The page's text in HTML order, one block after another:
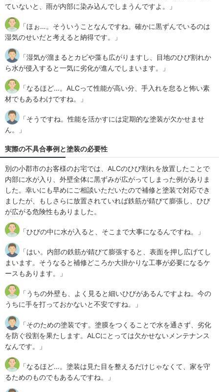
ていないと、雨が内部に染み込んでしまうんですよ。」
「ほぉ…。そういうことなんですね。確かに黒ずんでいるのは
湿気のせいだと考えると納得です。」
「湿気が溜まるとカビや藻も広がりますし、目地のひび割れか
ら水が侵入すると一気に劣化が進んでしまいます。」
「なるほど…。ALCって性能が高い分、手入れを怠ると怖い素
材でもあるわけですね。」
「そうですね。性能を活かすには定期的な塗装が欠かせませ
ん。」
実際の不具合事例と塗装の必要性
別の小郡市のお客様のお宅では、ALCのひび割れを放置したことで
内部に水が入り、外壁全体に黒ずみが広がってしまった例がありま
した。幸いにも早めにご相談いただいたので補修と塗装で対応でき
ましたが、もしさらに放置されていれば鉄筋が錆びて膨張し、ひび
が広がる危険性もありました。
「ひびの中に水が入ると、そこまで大事になるんですね。」
「はい。内部の鉄筋が錆びて膨張すると、表面を押し広げてし
まいます。そうなると補修どころか大掛かりな工事が必要になるケ
ースもあります。」
「うちの外壁も、よく見ると細いひびがあるんですよね。今の
うちに手を打っておかないと不安ですね。」
「そのための塗装です。塗膜をつくることで水を通さず、劣化
を防ぐ役割を果たします。ALCにとっては欠かせないメンテナンス
なんです。」
「なるほど…。塗装は見た目を整えるだけじゃなくて、家を守
るためのものでもあるんですね。」